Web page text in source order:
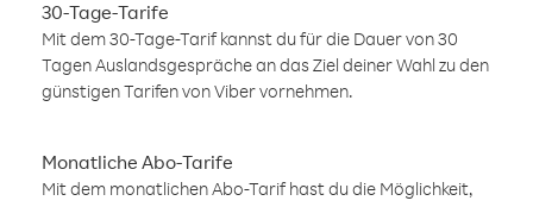
30-Tage-Tarife
Mit dem 30-Tage-Tarif kannst du für die Dauer von 30
Tagen Auslandsgespräche an das Ziel deiner Wahl zu den
günstigen Tarifen von Viber vornehmen.
Monatliche Abo-Tarife
Mit dem monatlichen Abo-Tarif hast du die Möglichkeit,